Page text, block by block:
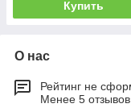
Купить
О нас
Рейтинг не
Менее 5